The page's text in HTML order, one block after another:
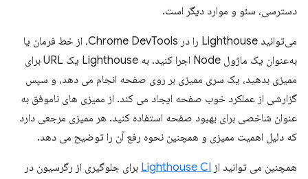
دسترسی، سئو و موارد دیگر است.
می‌توانید Lighthouse را در Chrome DevTools، از خط فرمان یا
به‌عنوان یک ماژول Node اجرا کنید. به Lighthouse یک URL برای
ممیزی بدهید، یک سری ممیزی بر روی صفحه انجام می دهد، و سپس
گزارشی از عملکرد خوب صفحه ایجاد می کند. از ممیزی های ناموفق به
عنوان شاخصی برای بهبود صفحه استفاده کنید. هر ممیزی مرجعی دارد
که دلیل اهمیت ممیزی و همچنین نحوه رفع آن را توضیح می دهد.
همچنین می توانید از Lighthouse CI برای جلوگیری از رگرسیون در